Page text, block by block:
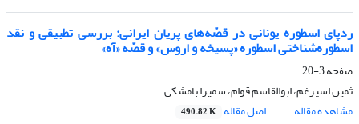
ردپای اسطوره یونانی در قصّه‌های پریان ایرانی: بررسی تطبیقی و نقد
اسطوره‌شناختی اسطوره «پسیخه و اروس» و قصّه «آه»
صفحه3-20
ثمین اسپرغم، ابوالقاسم قوام، سمیرا بامشکی
مشاهده مقاله
اصل مقاله 490.82 K